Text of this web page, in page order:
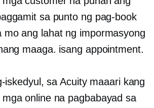
sa punto ng pag-book
mo ang lahat ng impormasyong
maaga. isang appointment.
iskedyul, sa Acuity maaari kang
online na pagbabayad sa